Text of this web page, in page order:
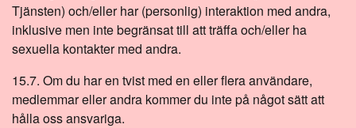
Tjänsten) och/eller har (personlig) interaktion med andra,
inklusive men inte begränsat till att träffa och/eller ha
sexuella kontakter med andra.
15.7. Om du har en tvist med en eller flera användare,
medlemmar eller andra kommer du inte på något sätt att
hålla oss ansvariga.